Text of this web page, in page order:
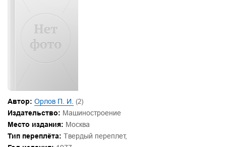
Автор: Орлов П. И. (2)
Издательство: Машиностроение
Место издания: Москва
Тип переплёта: Твердый переплет,